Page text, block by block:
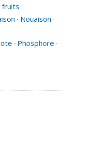
fruits ·
· Nouaison ·
· Phosphore ·